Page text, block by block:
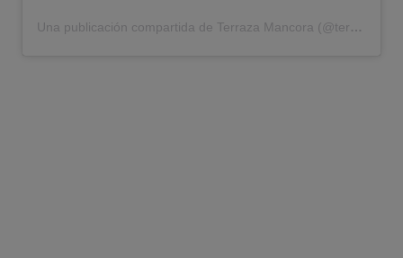
Una publicación compartida de Terraza Mancora (@terrazamancora)